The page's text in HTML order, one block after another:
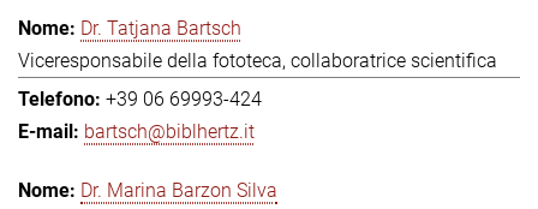
Dr. Tatjana Bartsch
Viceresponsabile della fototeca, collaboratrice scientifica
+39 06 69993-424
bartsch@biblhertz.it
Dr. Marina Barzon Silva